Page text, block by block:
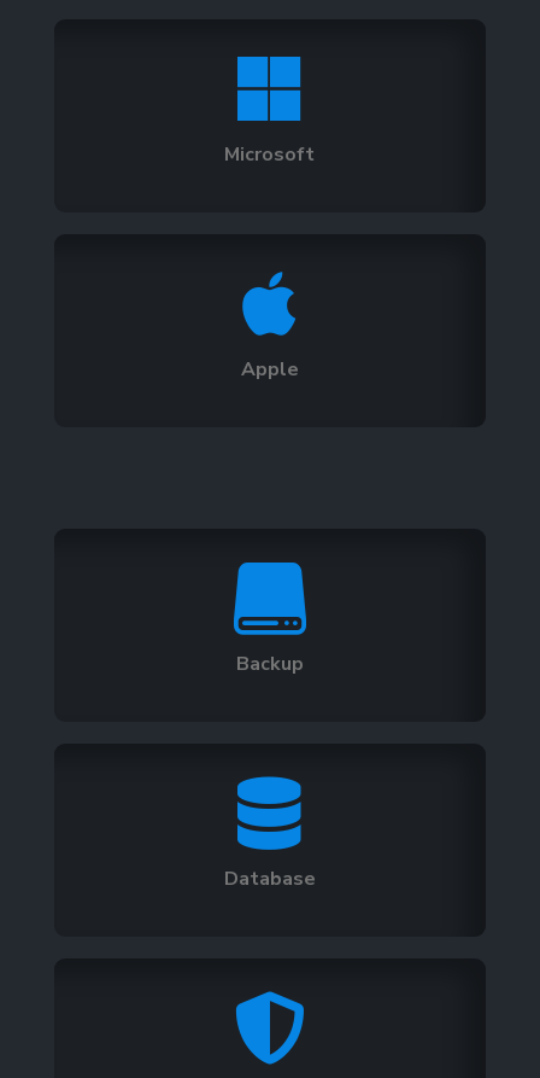

Microsoft

Apple

Backup

Database
